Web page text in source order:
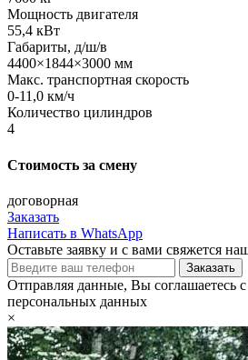
Мощность двигателя
55,4 кВт
Габариты, д/ш/в
4400×1844×3000 мм
Макс. транспортная скорость
0-11,0 км/ч
Количество цилиндров
4
Стоимость за смену
договорная
Заказать
Написать в WhatsApp
Оставьте заявку и с вами свяжется
Отправляя данные, Вы соглашаетесь
персональных данных
×